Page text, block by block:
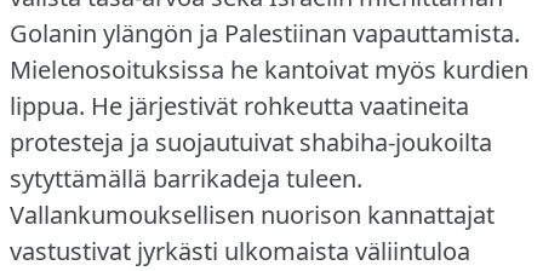
Golanin ylängön ja Palestiinan vapauttamista.
Mielenosoituksissa he kantoivat myös kurdien
lippua. He järjestivät rohkeutta vaatineita
protesteja ja suojautuivat shabiha-joukoilta
sytyttämällä barrikadeja tuleen.
Vallankumouksellisen nuorison kannattajat
vastustivat jyrkästi ulkomaista väliintuloa